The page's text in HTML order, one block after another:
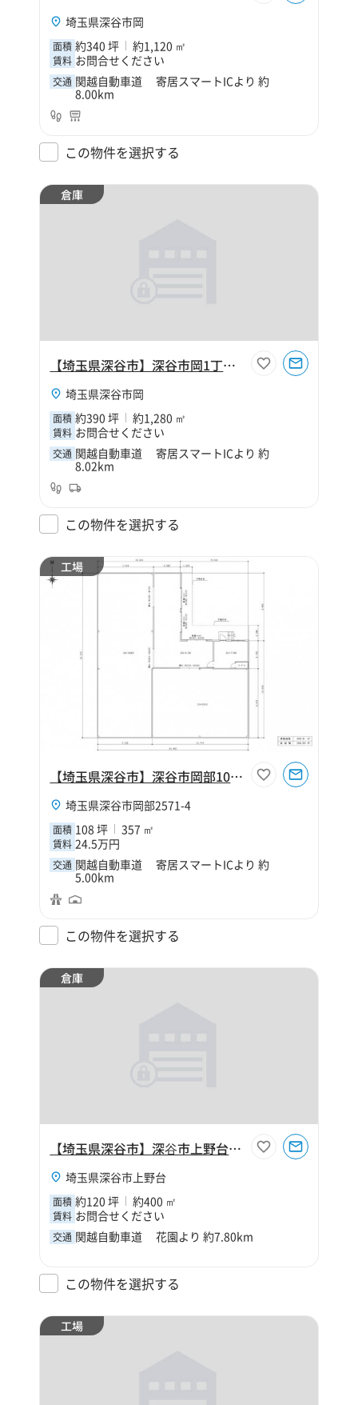
埼玉県深谷市岡
面積 約340 坪 約1,120 ㎡
賃料 お問合せください
交通 関越自動車道 寄居スマートICより 約
8.00km
この物件を選択する
倉庫
【埼玉県深谷市】深谷市岡1丁目390坪倉庫
埼玉県深谷市岡
面積 約390 坪 約1,280 ㎡
賃料 お問合せください
交通 関越自動車道 寄居スマートICより 約
8.02km
この物件を選択する
工場
【埼玉県深谷市】深谷市岡部108坪工場
埼玉県深谷市岡部2571-4
面積 108 坪 357 ㎡
賃料 24.5万円
交通 関越自動車道 寄居スマートICより 約
5.00km
この物件を選択する
倉庫
【埼玉県深谷市】深⾕市上野台120坪倉庫
埼玉県深谷市上野台
面積 約120 坪 約400 ㎡
賃料 お問合せください
交通 関越自動車道 花園より 約7.80km
この物件を選択する
工場